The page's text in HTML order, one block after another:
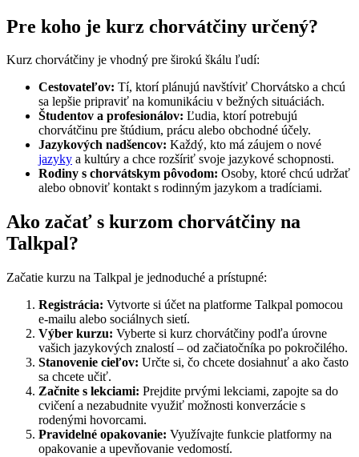
Pre koho je kurz chorvátčiny určený?
Kurz chorvátčiny je vhodný pre širokú škálu ľudí:
Cestovateľov: Tí, ktorí plánujú navštíviť Chorvátsko a chcú
sa lepšie pripraviť na komunikáciu v bežných situáciách.
Študentov a profesionálov: Ľudia, ktorí potrebujú
chorvátčinu pre štúdium, prácu alebo obchodné účely.
Jazykových nadšencov: Každý, kto má záujem o nové
jazyky a kultúry a chce rozšíriť svoje jazykové schopnosti.
Rodiny s chorvátskym pôvodom: Osoby, ktoré chcú udržať
alebo obnoviť kontakt s rodinným jazykom a tradíciami.
Ako začať s kurzom chorvátčiny na
Talkpal?
Začatie kurzu na Talkpal je jednoduché a prístupné:
Registrácia: Vytvorte si účet na platforme Talkpal pomocou
e-mailu alebo sociálnych sietí.
Výber kurzu: Vyberte si kurz chorvátčiny podľa úrovne
vašich jazykových znalostí – od začiatočníka po pokročilého.
Stanovenie cieľov: Určte si, čo chcete dosiahnuť a ako často
sa chcete učiť.
Začnite s lekciami: Prejdite prvými lekciami, zapojte sa do
cvičení a nezabudnite využiť možnosti konverzácie s
rodenými hovorcami.
Pravidelné opakovanie: Využívajte funkcie platformy na
opakovanie a upevňovanie vedomostí.